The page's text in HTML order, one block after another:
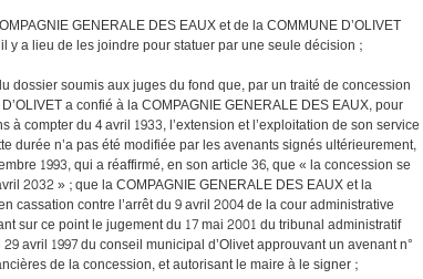
GENERALE DES EAUX et de la COMMUNE D’OLIVET
y a lieu de les joindre pour statuer par une seule décision ;
dossier soumis aux juges du fond que, par un traité de concession
a confié à la COMPAGNIE GENERALE DES EAUX, pour
compter du 4 avril 1933, l’extension et l’exploitation de son service
durée n’a pas été modifiée par les avenants signés ultérieurement,
1993, qui a réaffirmé, en son article 36, que « la concession se
2032 » ; que la COMPAGNIE GENERALE DES EAUX et la
cassation contre l’arrêt du 9 avril 2004 de la cour administrative
sur ce point le jugement du 17 mai 2001 du tribunal administratif
avril 1997 du conseil municipal d’Olivet approuvant un avenant n°
de la concession, et autorisant le maire à le signer ;